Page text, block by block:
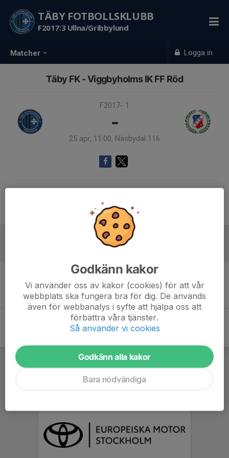
Matcher Logga in
TÄBY FOTBOLLSKLUBB
F2017:3 Ullna/Gribbylund
Täby FK - Viggbyholms IK FF Röd
F2017- 1
-
25 apr, 11:00, Näsbydal 116
Endast kallade kunde anmäla sig till aktiviteten. 13 personer var kallade.
Logga in här
Inget referat skrivet
Godkänn kakor
Vi använder oss av kakor (cookies) för att vår
webbplats ska fungera bra för dig. De används
även för webbanalys i syfte att hjälpa oss att
förbättra våra tjänster.
Så använder vi cookies
Godkänn alla kakor
Bara nödvändiga